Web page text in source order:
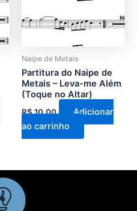
Naipe de Metais
Partitura do Naipe de
Metais – Leva-me Além
(Toque no Altar)
R$10,00
Adicionar
ao carrinho